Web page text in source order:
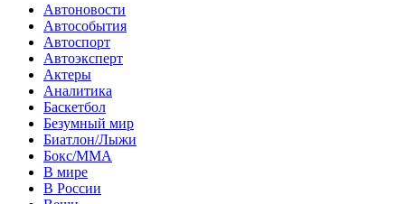
Автоновости
Автособытия
Автоспорт
Автоэксперт
Актеры
Аналитика
Баскетбол
Безумный мир
Биатлон/Лыжи
Бокс/MMA
В мире
В России